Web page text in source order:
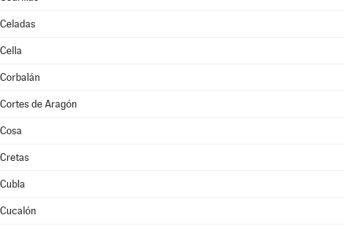
Celadas
Cella
Corbalán
Cortes de Aragón
Cosa
Cretas
Cubla
Cucalón